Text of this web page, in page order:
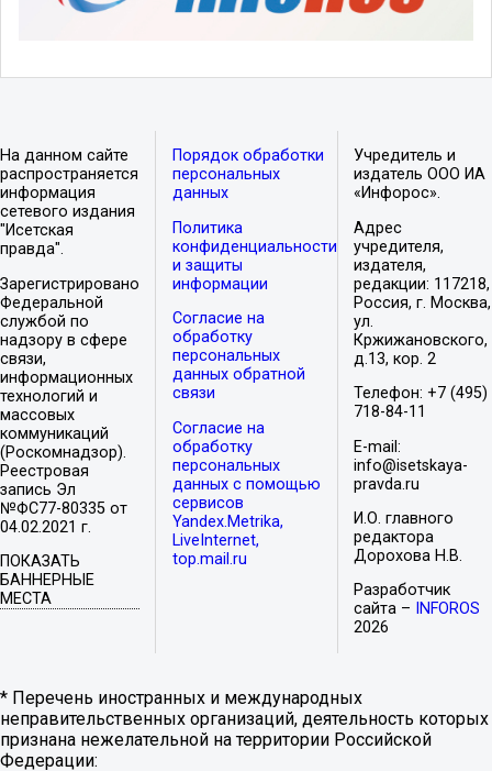
На данном сайте
распространяется
информация
сетевого издания
"Исетская
правда".
Зарегистрировано
Федеральной
службой по
надзору в сфере
связи,
информационных
технологий и
массовых
коммуникаций
(Роскомнадзор).
Реестровая
запись Эл
№ФС77-80335 от
04.02.2021 г.
ПОКАЗАТЬ
БАННЕРНЫЕ
МЕСТА
Порядок обработки
персональных
данных
Политика
конфиденциальности
и защиты
информации
Согласие на
обработку
персональных
данных обратной
связи
Согласие на
обработку
персональных
данных с помощью
сервисов
Yandex.Metrika,
LiveInternet,
top.mail.ru
Учредитель и
издатель ООО ИА
«Инфорос».
Адрес
учредителя,
издателя,
редакции: 117218,
Россия, г. Москва,
ул.
Кржижановского,
д.13, кор. 2
Телефон: +7 (495)
718-84-11
E-mail:
info@isetskaya-
pravda.ru
И.О. главного
редактора
Дорохова Н.В.
Разработчик
сайта –
INFOROS
2026
* Перечень иностранных и международных
неправительственных организаций, деятельность которых
признана нежелательной на территории Российской
Федерации: